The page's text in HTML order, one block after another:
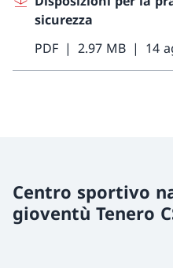
sicurezza
PDF
2.97 MB 14
Centro sportivo
gioventù Tenero